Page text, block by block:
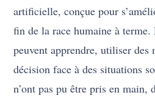
artificielle, conçue pour
fin de la race humaine à
peuvent apprendre, utiliser des
décision face à des situations
n’ont pas pu être pris en main,